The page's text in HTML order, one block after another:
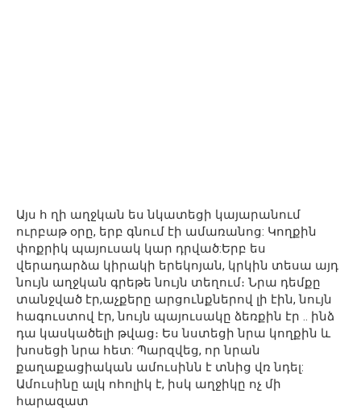
Այս հ ղի աղջկան ես նկատեցի կայարանում
ուրբաթ օրը, երբ գնում էի ամառանոց: Կողքին
փոքրիկ պայուսակ կար դրված:Երբ ես
վերադարձա կիրակի երեկոյան, կրկին տեսա այդ
նույն աղջկան գրեթե նույն տեղում։ Նրա դեմքը
տանջված էր,աչքերը արցունքներով լի էին, նույն
հագուստով էր, նույն պայուսակը ձեռքին էր .. ինձ
դա կասկածելի թվաց։ Ես նստեցի նրա կողքին և
խոսեցի նրա հետ: Պարզվեց, որ նրան
քաղաքացիական ամուսինն է տնից վռ նդել:
Ամուսինը ալկ ոհոլիկ է, իսկ աղջիկը ոչ մի
հարազատ